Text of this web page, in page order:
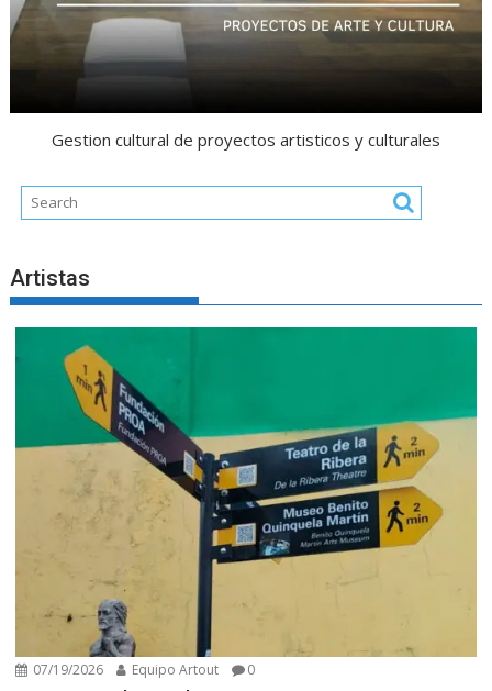
Gestion cultural de proyectos artisticos y culturales
Artistas
07/19/2026 Equipo Artout 0